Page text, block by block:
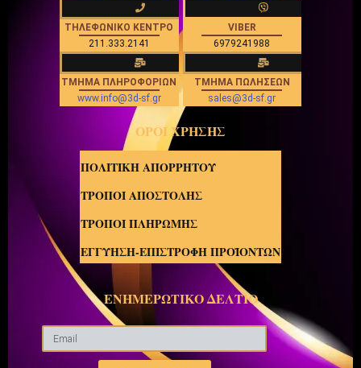
ΤΗΛΕΦΩΝΙΚΟ ΚΕΝΤΡΟ
211.333.2141
VIBER
6979241988
ΤΜΗΜΑ ΠΛΗΡΟΦΟΡΙΩΝ
www.info@3d-sf.gr
ΤΜΗΜΑ ΠΩΛΗΣΕΩΝ
sales@3d-sf.gr
ΟΡΟΙ ΧΡΗΣΗΣ
ΠΟΛΙΤΙΚΗ ΑΠΟΡΡΗΤΟΥ
ΤΡΟΠΟΙ ΑΠΟΣΤΟΛΗΣ
ΤΡΟΠΟΙ ΠΛΗΡΩΜΗΣ
ΕΓΓΥΗΣΗ-ΕΠΙΣΤΡΟΦΗ ΠΡΟΪΟΝΤΩΝ
ΕΝΗΜΕΡΩΤΙΚΟ ΔΕΛΤΙΟ